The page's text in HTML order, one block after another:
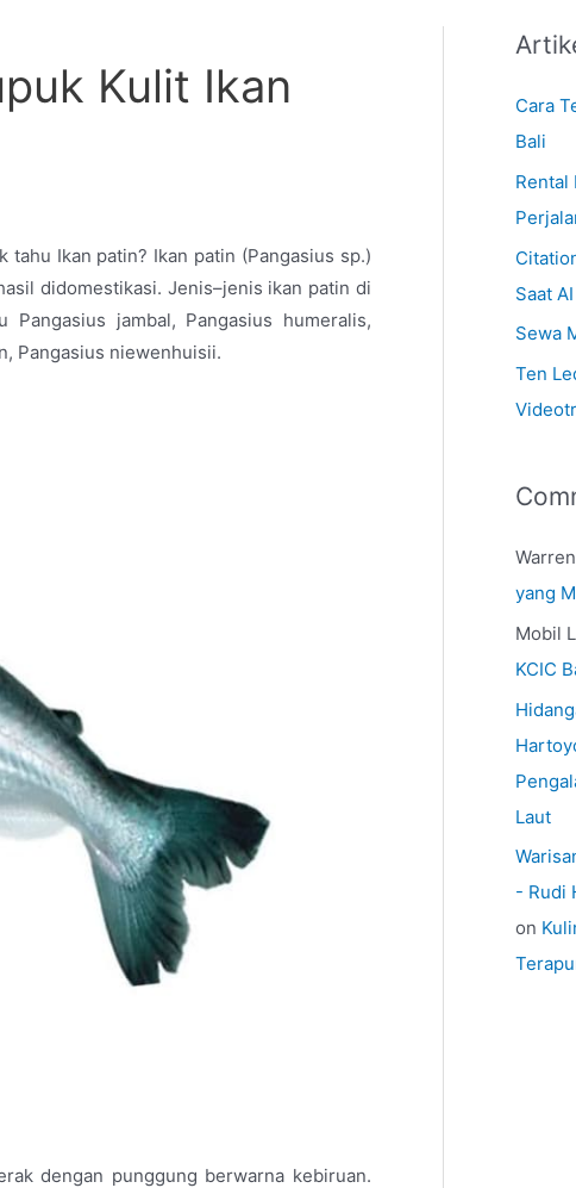
Kulit Ikan
tahu Ikan patin? Ikan patin (Pangasius sp.)
didomestikasi. Jenis–jenis ikan patin di
Pangasius jambal, Pangasius humeralis,
Pangasius niewenhuisii.
dengan punggung berwarna kebiruan.
Cara
Bali
Rental
Saat
Sewa
Ten
yang
Mobil
KCIC
Laut
- Rudi
on